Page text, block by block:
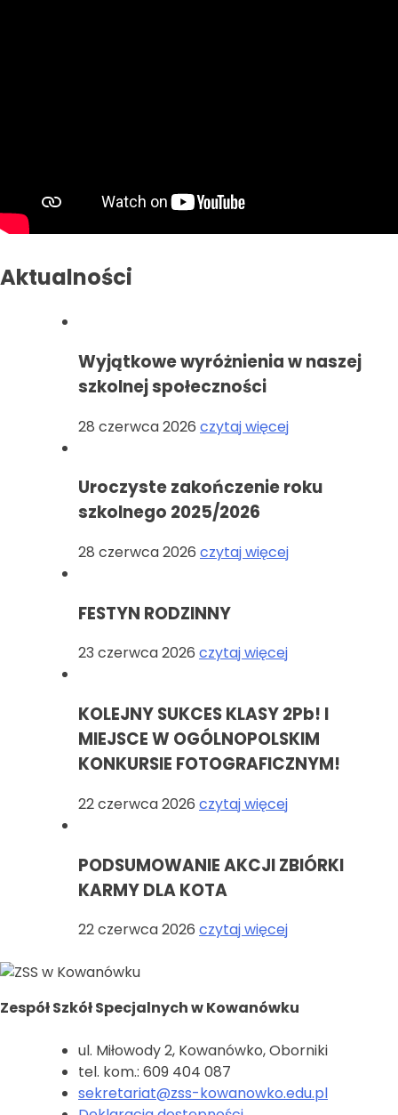
Aktualności
Wyjątkowe wyróżnienia w naszej
szkolnej społeczności
28 czerwca 2026 czytaj więcej
Uroczyste zakończenie roku
szkolnego 2025/2026
28 czerwca 2026 czytaj więcej
FESTYN RODZINNY
23 czerwca 2026 czytaj więcej
KOLEJNY SUKCES KLASY 2Pb! I
MIEJSCE W OGÓLNOPOLSKIM
KONKURSIE FOTOGRAFICZNYM!
22 czerwca 2026 czytaj więcej
PODSUMOWANIE AKCJI ZBIÓRKI
KARMY DLA KOTA
22 czerwca 2026 czytaj więcej
Zespół Szkół Specjalnych w Kowanówku
ul. Miłowody 2, Kowanówko, Oborniki
tel. kom.: 609 404 087
sekretariat@zss-kowanowko.edu.pl